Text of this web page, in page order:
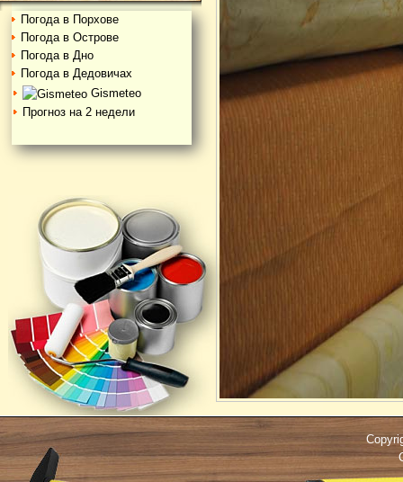
Погода в Порхове
Погода в Острове
Погода в Дно
Погода в Дедовичах
Gismeteo
Прогноз на 2 недели